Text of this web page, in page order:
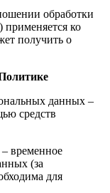
обработки
ко
получить о
данных –
средств
временное
(за
для